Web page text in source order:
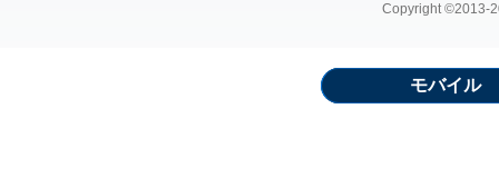
Copyright ©2013-
モバイル